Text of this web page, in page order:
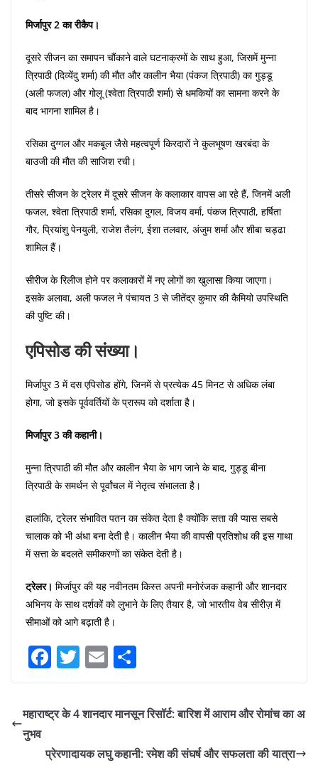
मिर्जापुर 2 का रीकैप।
दूसरे सीजन का समापन चौंकाने वाले घटनाक्रमों के साथ हुआ, जिसमें मुन्ना
त्रिपाठी (दिव्येंदु शर्मा) की मौत और कालीन भैया (पंकज त्रिपाठी) का गुड्डू
(अली फजल) और गोलू (श्वेता त्रिपाठी शर्मा) से धमकियों का सामना करने के
बाद भागना शामिल है।
रसिका दुग्गल और मकबूल जैसे महत्वपूर्ण किरदारों ने कुलभूषण खरबंदा के
बाउजी की मौत की साजिश रची।
तीसरे सीजन के ट्रेलर में दूसरे सीजन के कलाकार वापस आ रहे हैं, जिनमें अली
फजल, श्वेता त्रिपाठी शर्मा, रसिका दुगल, विजय वर्मा, पंकज त्रिपाठी, हर्षिता
गौर, प्रियांशु पेनयुली, राजेश तैलंग, ईशा तलवार, अंजुम शर्मा और शीबा चड्ढा
शामिल हैं।
सीरीज के रिलीज होने पर कलाकारों में नए लोगों का खुलासा किया जाएगा।
इसके अलावा, अली फजल ने पंचायत 3 से जीतेंद्र कुमार की कैमियो उपस्थिति
की पुष्टि की।
एपिसोड की संख्या।
मिर्जापुर 3 में दस एपिसोड होंगे, जिनमें से प्रत्येक 45 मिनट से अधिक लंबा
होगा, जो इसके पूर्ववर्तियों के प्रारूप को दर्शाता है।
मिर्जापुर 3 की कहानी।
मुन्ना त्रिपाठी की मौत और कालीन भैया के भाग जाने के बाद, गुड्डू बीना
त्रिपाठी के समर्थन से पूर्वांचल में नेतृत्व संभालता है।
हालांकि, ट्रेलर संभावित पतन का संकेत देता है क्योंकि सत्ता की प्यास सबसे
चालाक को भी अंधा बना देती है। कालीन भैया की वापसी प्रतिशोध की इस गाथा
में सत्ता के बदलते समीकरणों का संकेत देती है।
ट्रेलर। मिर्जापुर की यह नवीनतम किस्त अपनी मनोरंजक कहानी और शानदार
अभिनय के साथ दर्शकों को लुभाने के लिए तैयार है, जो भारतीय वेब सीरीज़ में
सीमाओं को आगे बढ़ाती है।
F
c
e
b
T
itt
er
E
ai
l
ar
e
महाराष्ट्र के 4 शानदार मानसून रिसॉर्ट: बारिश में आराम और रोमांच का अ
नुभव
प्रेरणादायक लघु कहानी: रमेश की संघर्ष और सफलता की यात्रा